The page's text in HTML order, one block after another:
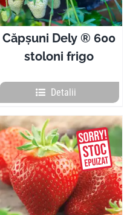
Căpșuni Dely ® 600
stoloni frigo
Detalii